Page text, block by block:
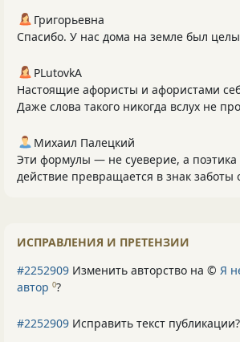
Григорьевна
Спасибо. У нас дома на земле был
PLutоvkА
Настоящие афористы и афористами
Даже слова такого никогда вслух не
Михаил Палецкий
Эти формулы — не суеверие, а поэтика
действие превращается в знак заботы
ИСПРАВЛЕНИЯ И ПРЕТЕНЗИИ
#2252909 Изменить авторство на © Я
автор 0?
#2252909 Исправить текст публикации?